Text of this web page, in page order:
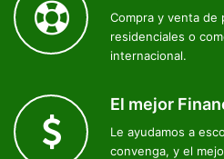
Compra y venta de
residenciales o
internacional.
El mejor
Le ayudamos a
convenga, y el